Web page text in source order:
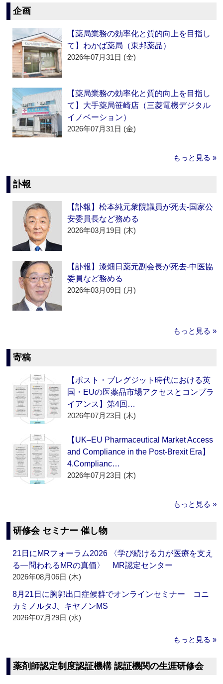
企画
【薬局業務の効率化と質的向上を目指し
て】わかば薬局（東邦薬品）
2026年07月31日 (金)
【薬局業務の効率化と質的向上を目指し
て】大手薬局笹崎店（三菱電機デジタル
イノベーション）
2026年07月31日 (金)
もっと見る »
訃報
【訃報】松本純元衆院議員が死去‐国家公
安委員長など務める
2026年03月19日 (木)
【訃報】漆畑日薬元副会長が死去‐中医協
委員など務める
2026年03月09日 (月)
もっと見る »
寄稿
【ポスト・ブレグジット時代における英
国・EUの医薬品市場アクセスとコンプラ
イアンス】第4回…
2026年07月23日 (木)
【UK–EU Pharmaceutical Market Access
and Compliance in the Post-Brexit Era】
4.Complianc…
2026年07月23日 (木)
もっと見る »
研修会 セミナー 催し物
21日にMRフォーラム2026 〈学び続ける力が医療を支え
る―問われるMRの真価〉 MR認定センター
2026年08月06日 (木)
8月21日に胸郭出口症候群でオンラインセミナー コニ
カミノルタJ、キヤノンMS
2026年07月29日 (水)
もっと見る »
薬剤師認定制度認証機構 認証機関の生涯研修会